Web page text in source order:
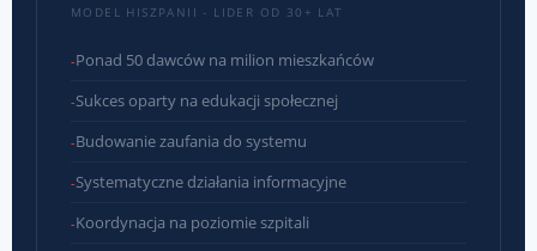
MODEL HISZPANII - LIDER OD 30+ LAT
Ponad 50 dawców na milion mieszkańców
Sukces oparty na edukacji społecznej
Budowanie zaufania do systemu
Systematyczne działania informacyjne
Koordynacja na poziomie szpitali